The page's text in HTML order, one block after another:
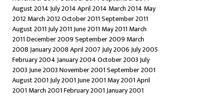
August 2014July 2014April 2014 March 2014 May
2012 March 2012October 2011September 2011
August 2011July 2011June 2011 May 2011 March
2011December 2009September 2009 March
2008January 2008April 2007July 2006July 2005
February 2004January 2004October 2003July
2003June 2003November 2001September 2001
August 2001July 2001June 2001 May 2001April
2001 March 2001February 2001January 2001